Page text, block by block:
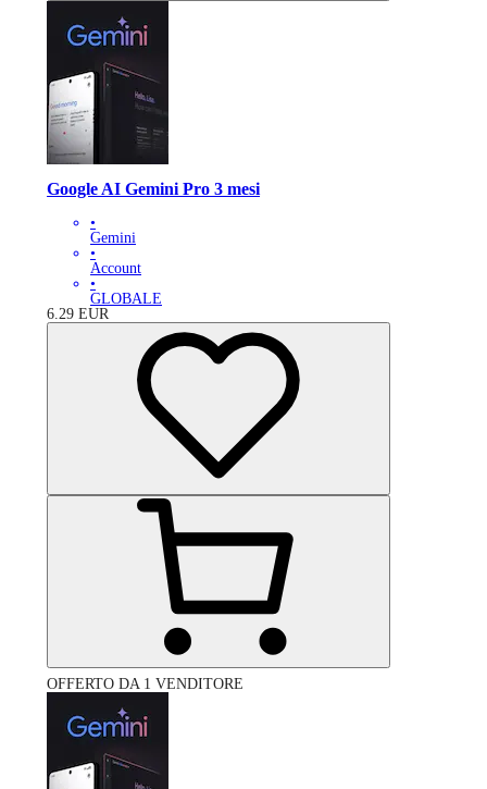
Google AI Gemini Pro 3 mesi
•
Gemini
•
Account
•
GLOBALE
6.29 EUR
OFFERTO DA 1 VENDITORE